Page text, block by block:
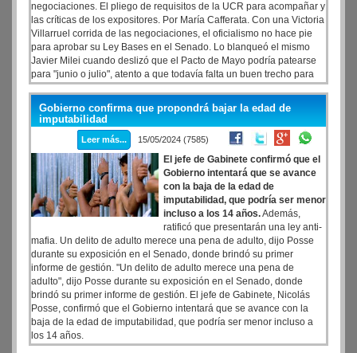
negociaciones. El pliego de requisitos de la UCR para acompañar y
las críticas de los expositores. Por María Cafferata. Con una Victoria
Villarruel corrida de las negociaciones, el oficialismo no hace pie
para aprobar su Ley Bases en el Senado. Lo blanqueó el mismo
Javier Milei cuando deslizó que el Pacto de Mayo podría patearse
para "junio o julio", atento a que todavía falta un buen trecho para
poder llegar al recinto.
Gobierno confirma que propondrá bajar la edad de
imputabilidad
Leer más... 15/05/2024 (7585)
El jefe de Gabinete confirmó que el
Gobierno intentará que se avance
con la baja de la edad de
imputabilidad, que podría ser menor
incluso a los 14 años.Además,
ratificó que presentarán una ley anti-
mafia. Un delito de adulto merece una pena de adulto, dijo Posse
durante su exposición en el Senado, donde brindó su primer
informe de gestión. "Un delito de adulto merece una pena de
adulto", dijo Posse durante su exposición en el Senado, donde
brindó su primer informe de gestión. El jefe de Gabinete, Nicolás
Posse, confirmó que el Gobierno intentará que se avance con la
baja de la edad de imputabilidad, que podría ser menor incluso a
los 14 años.